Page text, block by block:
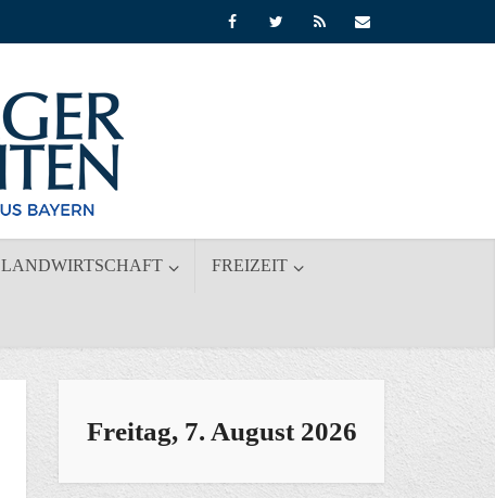
LANDWIRTSCHAFT FREIZEIT
Freitag, 7. August 2026